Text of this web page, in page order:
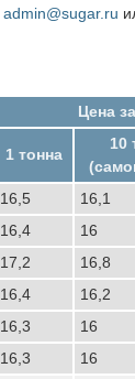
admin@sugar.ru
Цена
1 тонна
10
16,5
16,1
16,4
16
17,2 16,8
16,4
16,2
16,3
16
16,3 16